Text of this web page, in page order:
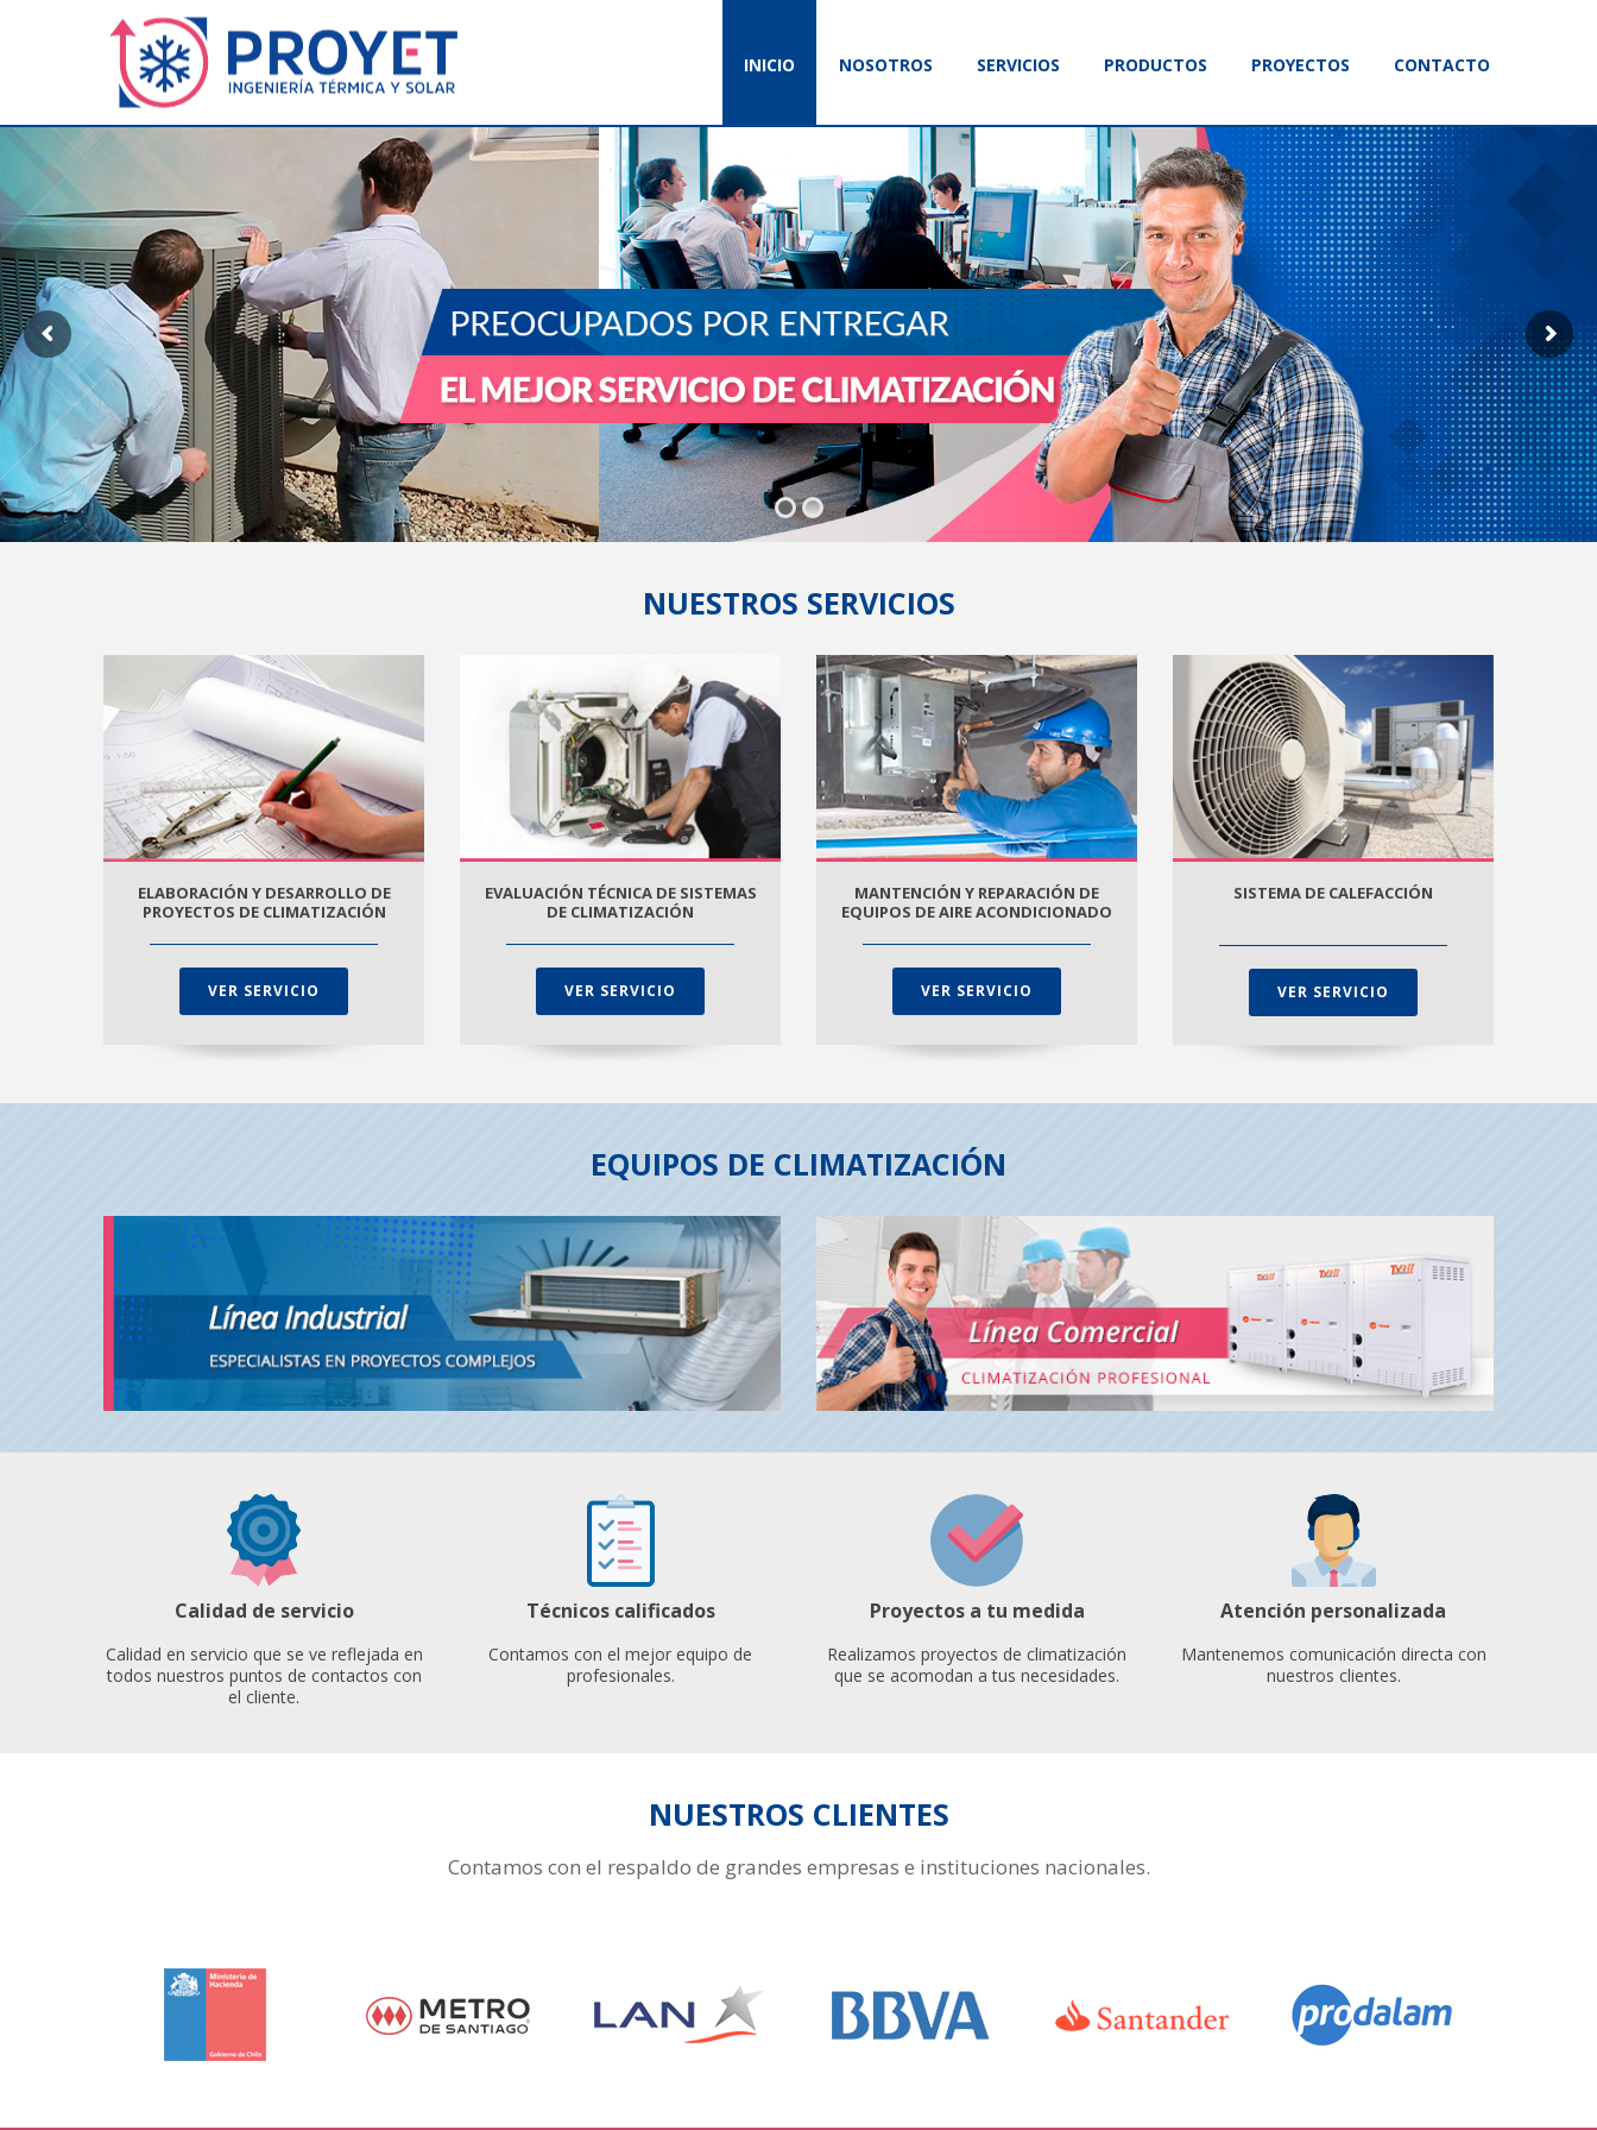
INICIO NOSOTROS SERVICIOS PRODUCTOS PROYECTOS CONTACTO
NUESTROS SERVICIOS
ELABORACIÓN Y DESARROLLO DE
PROYECTOS DE CLIMATIZACIÓN
VER SERVICIO
EVALUACIÓN TÉCNICA DE SISTEMAS
DE CLIMATIZACIÓN
VER SERVICIO
MANTENCIÓN Y REPARACIÓN DE
EQUIPOS DE AIRE ACONDICIONADO
VER SERVICIO
SISTEMA DE CALEFACCIÓN
VER SERVICIO
EQUIPOS DE CLIMATIZACIÓN
Calidad de servicio
Calidad en servicio que se ve reflejada en
todos nuestros puntos de contactos con
el cliente.
Técnicos calificados
Contamos con el mejor equipo de
profesionales.
Proyectos a tu medida
Realizamos proyectos de climatización
que se acomodan a tus necesidades.
Atención personalizada
Mantenemos comunicación directa con
nuestros clientes.
NUESTROS CLIENTES
Contamos con el respaldo de grandes empresas e instituciones nacionales.